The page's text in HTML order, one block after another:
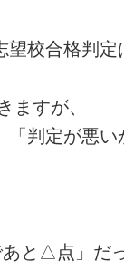
校合格判
ますが、
「判定が悪
あと△点」だ